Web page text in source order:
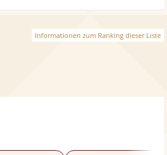
Informationen zum Ranking dieser Liste